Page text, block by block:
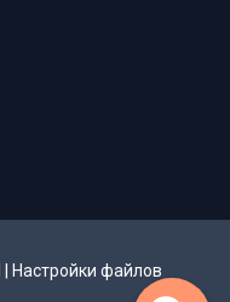
Настройки файлов